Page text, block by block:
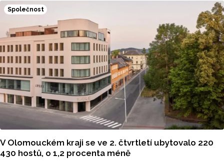
(VN Plumlov) a v Koupací oblasti Poděbrady (KO
Poděbrady). Monitoring byl proveden Krajskou
hygienickou stanicí Olomouckého kraje (KHS)
ve spolupráci se Zdravotním ústavem se sídlem v Ostravě,
Centrem hygienických laboratoří v Olomouci.
Společnost
V Olomouckém kraji se ve 2. čtvrtletí ubytovalo 220
430 hostů, o 1,2 procenta méně